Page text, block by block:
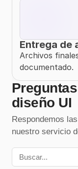
Entrega de
Archivos
documentado.
diseño UI
Respondemos
nuestro servicio